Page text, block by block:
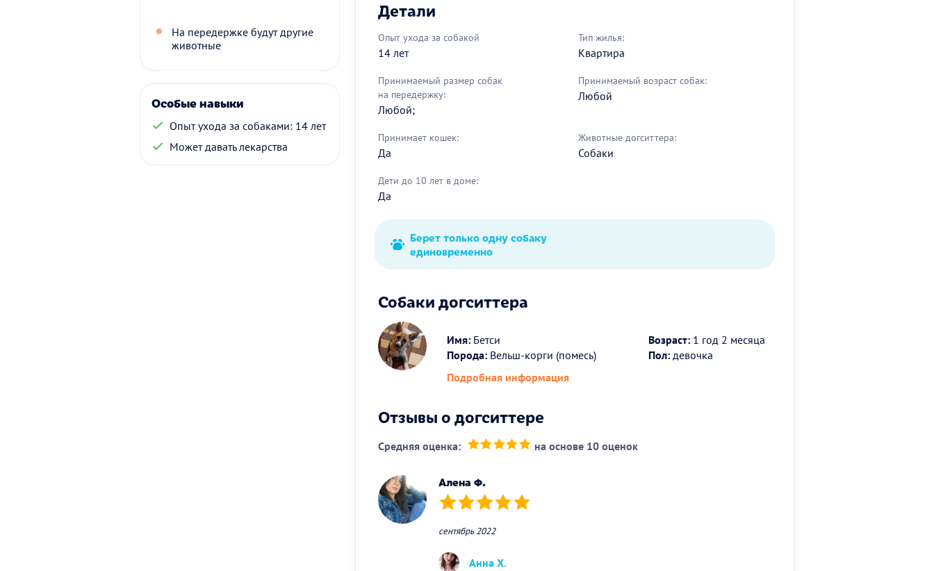
На передержке будут другие
животные
Особые навыки
Опыт ухода за собаками: 14 лет
Может давать лекарства
Детали
Опыт ухода за собакой
14 лет
Тип жилья:
Квартира
Принимаемый размер собак
на передержку:
Любой;
Принимаемый возраст собак:
Любой
Принимает кошек:
Да
Животные догситтера:
Собаки
Дети до 10 лет в доме:
Да
Берет только одну собаку
единовременно
Собаки догситтера
Имя: Бетси
Порода: Вельш-корги (помесь)
Возраст: 1 год 2 месяца
Пол: девочка
Подробная информация
Отзывы о догситтере
Средняя оценка: на основе 10 оценок
Алена Ф.
(*) (*) (*) (*) (*)
сентябрь 2022
Анна Х.